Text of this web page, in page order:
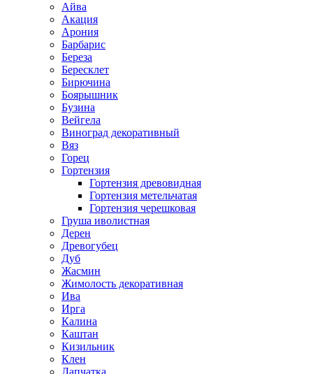
Айва
Акация
Арония
Барбарис
Береза
Бересклет
Бирючина
Боярышник
Бузина
Вейгела
Виноград декоративный
Вяз
Горец
Гортензия
Гортензия древовидная
Гортензия метельчатая
Гортензия черешковая
Груша иволистная
Дерен
Древогубец
Дуб
Жасмин
Жимолость декоративная
Ива
Ирга
Калина
Каштан
Кизильник
Клен
Лапчатка